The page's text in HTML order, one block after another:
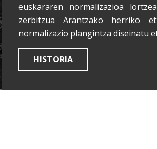
euskararen normalizazioa
zerbitzua Arantzako herriko
normalizazio plangintza diseinatu
HISTORIA